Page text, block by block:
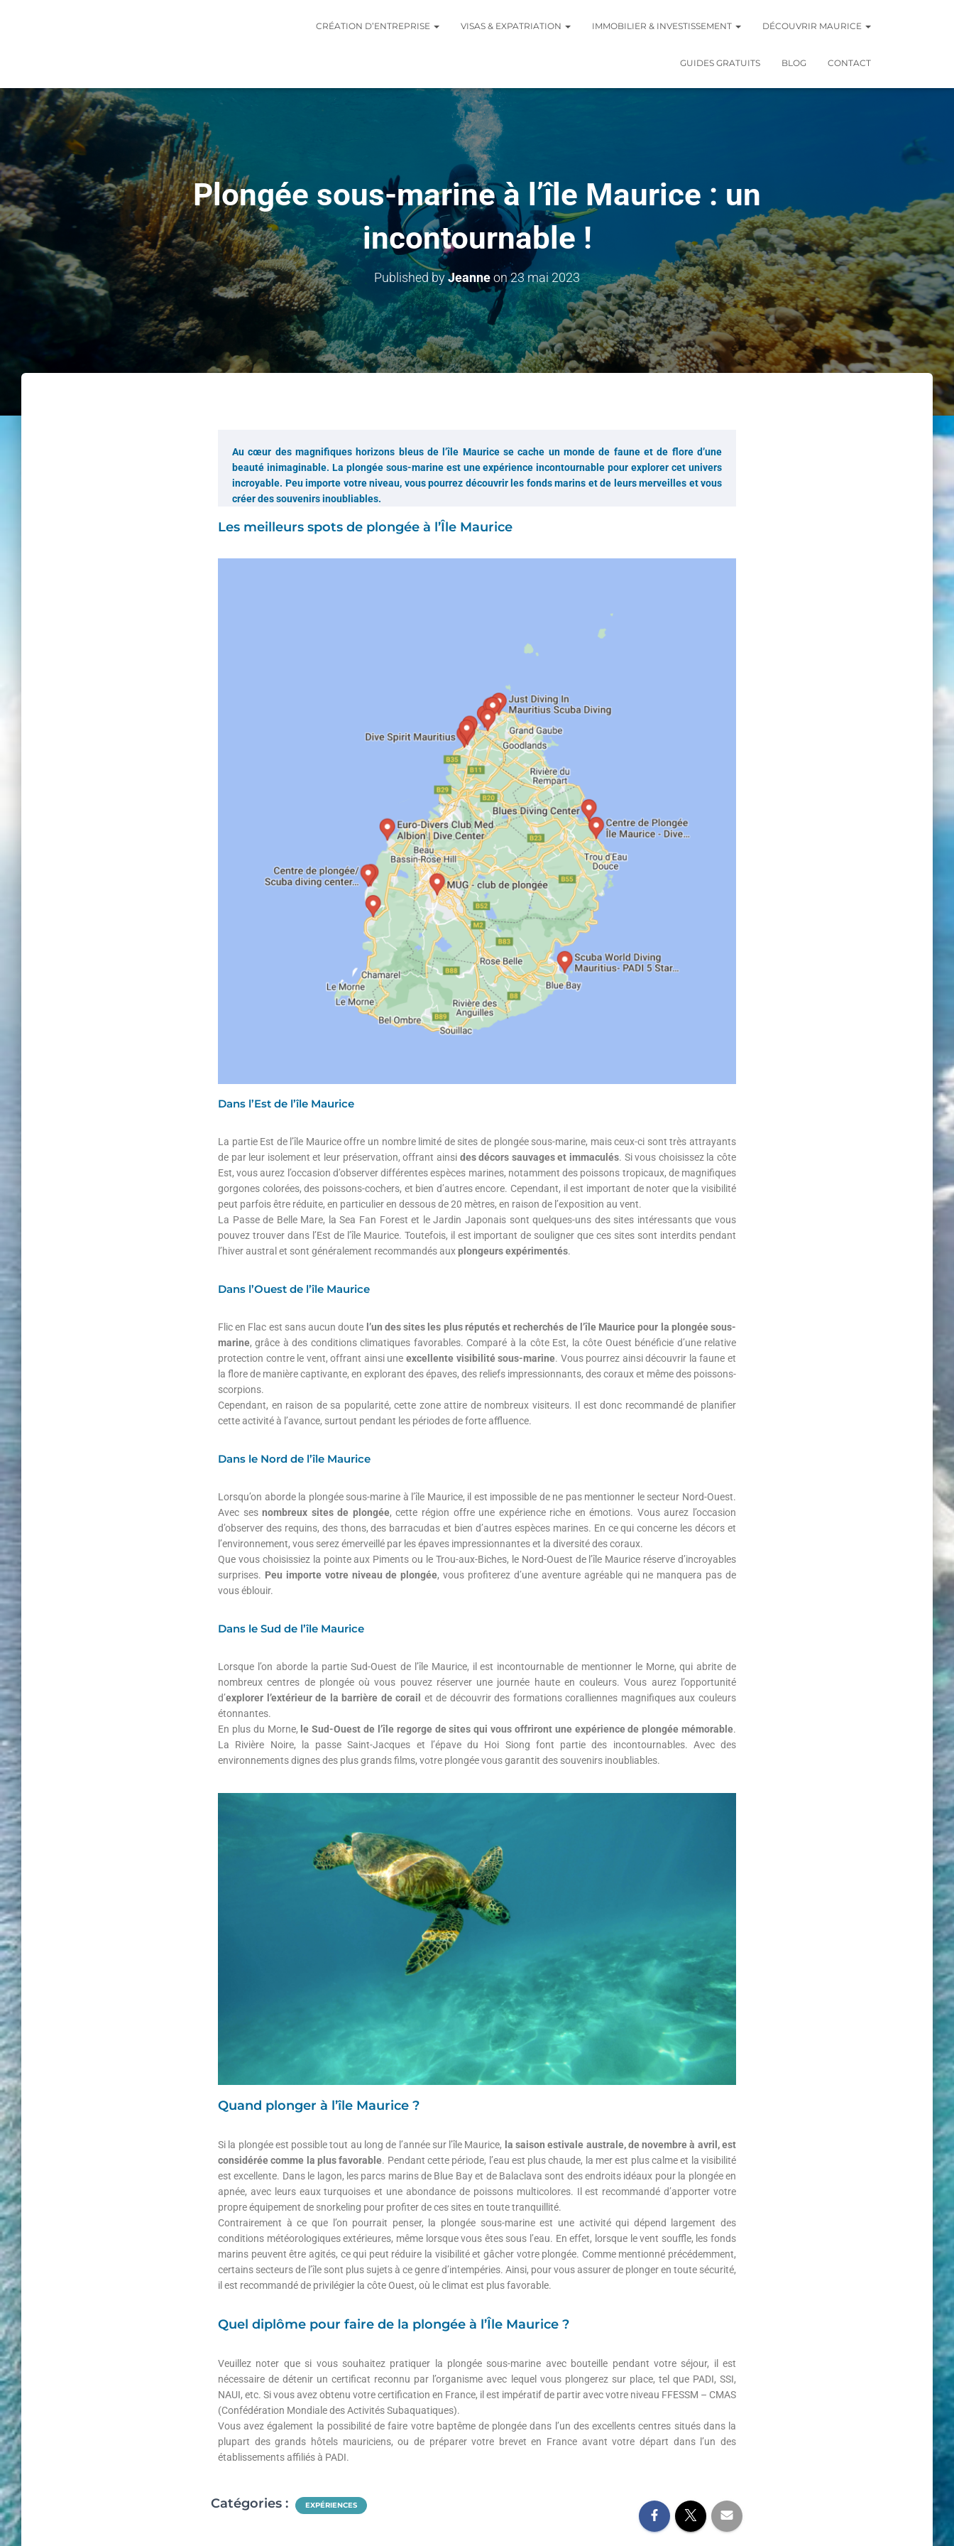
CRÉATION D’ENTREPRISE VISAS & EXPATRIATION IMMOBILIER & INVESTISSEMENT DÉCOUVRIR MAURICE
GUIDES GRATUITS BLOG CONTACT
Plongée sous-marine à l’île Maurice : un
incontournable !
Published byJeanneon23 mai 2023
Au cœur des magnifiques horizons bleus de l’île Maurice se cache un monde de faune et de flore d’une
beauté inimaginable. La plongée sous-marine est une expérience incontournable pour explorer cet univers
incroyable. Peu importe votre niveau, vous pourrez découvrir les fonds marins et de leurs merveilles et vous
créer des souvenirs inoubliables.
Les meilleurs spots de plongée à l’Île Maurice
Dans l’Est de l’île Maurice
La partie Est de l’île Maurice offre un nombre limité de sites de plongée sous-marine, mais ceux-ci sont très attrayants
de par leur isolement et leur préservation, offrant ainsi des décors sauvages et immaculés. Si vous choisissez la côte
Est, vous aurez l’occasion d’observer différentes espèces marines, notamment des poissons tropicaux, de magnifiques
gorgones colorées, des poissons-cochers, et bien d’autres encore. Cependant, il est important de noter que la visibilité
peut parfois être réduite, en particulier en dessous de 20 mètres, en raison de l’exposition au vent.
La Passe de Belle Mare, la Sea Fan Forest et le Jardin Japonais sont quelques-uns des sites intéressants que vous
pouvez trouver dans l’Est de l’île Maurice. Toutefois, il est important de souligner que ces sites sont interdits pendant
l’hiver austral et sont généralement recommandés auxplongeurs expérimentés.
Dans l’Ouest de l’île Maurice
Flic en Flac est sans aucun doute l’un des sites les plus réputés et recherchés de l’île Maurice pour la plongée sous-
marine, grâce à des conditions climatiques favorables. Comparé à la côte Est, la côte Ouest bénéficie d’une relative
protection contre le vent, offrant ainsi une excellente visibilité sous-marine. Vous pourrez ainsi découvrir la faune et
la flore de manière captivante, en explorant des épaves, des reliefs impressionnants, des coraux et même des poissons-
scorpions.
Cependant, en raison de sa popularité, cette zone attire de nombreux visiteurs. Il est donc recommandé de planifier
cette activité à l’avance, surtout pendant les périodes de forte affluence.
Dans le Nord de l’île Maurice
Lorsqu’on aborde la plongée sous-marine à l’île Maurice, il est impossible de ne pas mentionner le secteur Nord-Ouest.
Avec sesnombreux sites de plongée, cette région offre une expérience riche en émotions. Vous aurez l’occasion
d’observer des requins, des thons, des barracudas et bien d’autres espèces marines. En ce qui concerne les décors et
l’environnement, vous serez émerveillé par les épaves impressionnantes et la diversité des coraux.
Que vous choisissiez la pointe aux Piments ou le Trou-aux-Biches, le Nord-Ouest de l’île Maurice réserve d’incroyables
surprises. Peu importe votre niveau de plongée, vous profiterez d’une aventure agréable qui ne manquera pas de
vous éblouir.
Dans le Sud de l’île Maurice
Lorsque l’on aborde la partie Sud-Ouest de l’île Maurice, il est incontournable de mentionner le Morne, qui abrite de
nombreux centres de plongée où vous pouvez réserver une journée haute en couleurs. Vous aurez l’opportunité
d’explorer l’extérieur de la barrière de corail
et de découvrir des formations coralliennes magnifiques aux couleurs
étonnantes.
En plus du Morne, le Sud-Ouest de l’île regorge de sites qui vous offriront une expérience de plongée mémorable.
La Rivière Noire, la passe Saint-Jacques et l’épave du Hoi Siong font partie des incontournables. Avec des
environnements dignes des plus grands films, votre plongée vous garantit des souvenirs inoubliables.
Quand plonger à l’île Maurice ?
Si la plongée est possible tout au long de l’année sur l’île Maurice, la saison estivale australe, de novembre à avril, est
considérée comme la plus favorable. Pendant cette période, l’eau est plus chaude, la mer est plus calme et la visibilité
est excellente. Dans le lagon, les parcs marins de Blue Bay et de Balaclava sont des endroits idéaux pour la plongée en
apnée, avec leurs eaux turquoises et une abondance de poissons multicolores. Il est recommandé d’apporter votre
propre équipement de snorkeling pour profiter de ces sites en toute tranquillité.
Contrairement à ce que l’on pourrait penser, la plongée sous-marine est une activité qui dépend largement des
conditions météorologiques extérieures, même lorsque vous êtes sous l’eau. En effet, lorsque le vent souffle, les fonds
marins peuvent être agités, ce qui peut réduire la visibilité et gâcher votre plongée. Comme mentionné précédemment,
certains secteurs de l’île sont plus sujets à ce genre d’intempéries. Ainsi, pour vous assurer de plonger en toute sécurité,
il est recommandé de privilégier la côte Ouest, où le climat est plus favorable.
Quel diplôme pour faire de la plongée à l’Île Maurice ?
Veuillez noter que si vous souhaitez pratiquer la plongée sous-marine avec bouteille pendant votre séjour, il est
nécessaire de détenir un certificat reconnu par l’organisme avec lequel vous plongerez sur place, tel que PADI, SSI,
NAUI, etc. Si vous avez obtenu votre certification en France, il est impératif de partir avec votre niveau FFESSM – CMAS
(Confédération Mondiale des Activités Subaquatiques).
Vous avez également la possibilité de faire votre baptême de plongée dans l’un des excellents centres situés dans la
plupart des grands hôtels mauriciens, ou de préparer votre brevet en France avant votre départ dans l’un des
établissements affiliés à PADI.
Catégories : EXPÉRIENCES